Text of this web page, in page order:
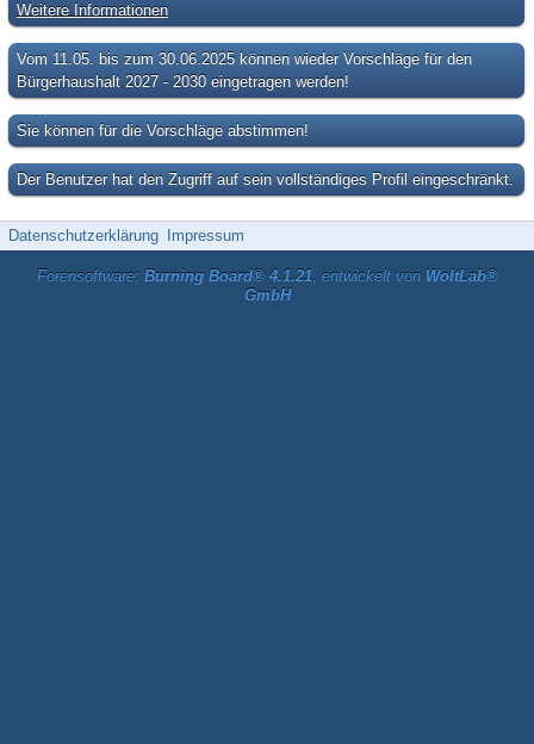
Weitere Informationen
Vom 11.05. bis zum 30.06.2025 können wieder Vorschläge für den
Bürgerhaushalt 2027 - 2030 eingetragen werden!
Sie können für die Vorschläge abstimmen!
Der Benutzer hat den Zugriff auf sein vollständiges Profil eingeschränkt.
Datenschutzerklärung Impressum
Forensoftware: Burning Board® 4.1.21, entwickelt von WoltLab®
GmbH